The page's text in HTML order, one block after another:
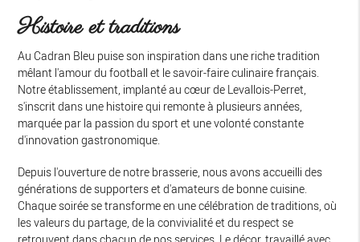
Histoire et traditions
Au Cadran Bleu puise son inspiration dans une riche tradition
mêlant l'amour du football et le savoir-faire culinaire français.
Notre établissement, implanté au cœur de Levallois-Perret,
s'inscrit dans une histoire qui remonte à plusieurs années,
marquée par la passion du sport et une volonté constante
d'innovation gastronomique.
Depuis l'ouverture de notre brasserie, nous avons accueilli des
générations de supporters et d'amateurs de bonne cuisine.
Chaque soirée se transforme en une célébration de traditions, où
les valeurs du partage, de la convivialité et du respect se